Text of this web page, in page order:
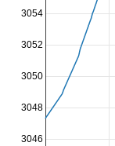
3046
3048
3050
3052
3054